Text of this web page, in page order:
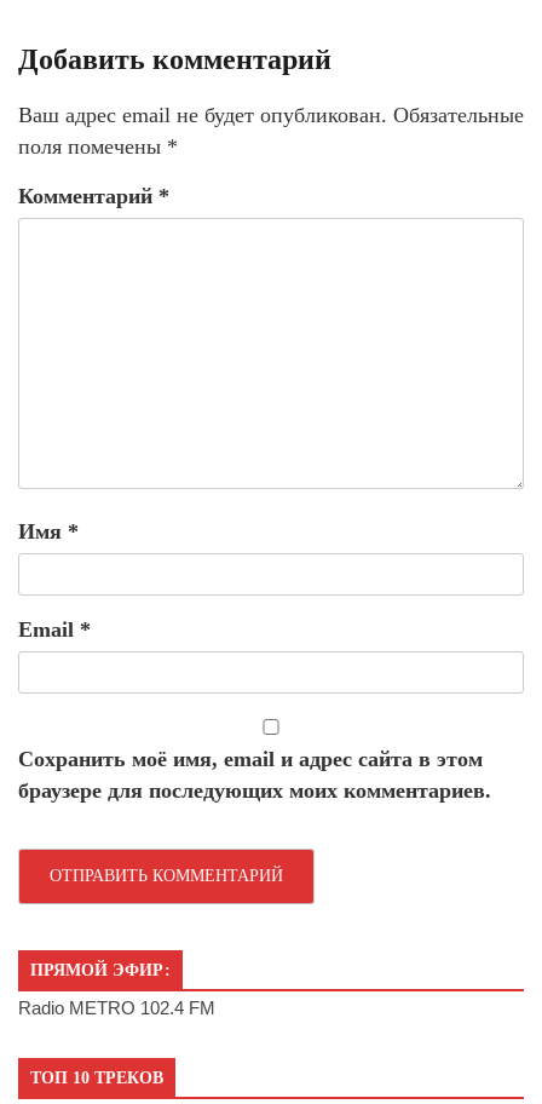
Добавить комментарий
Ваш адрес email не будет опубликован. Обязательные
поля помечены *
Комментарий *
Имя *
Email *
Сохранить моё имя, email и адрес сайта в этом
браузере для последующих моих комментариев.
ПРЯМОЙ ЭФИР:
Radio METRO 102.4 FM
ТОП 10 ТРЕКОВ